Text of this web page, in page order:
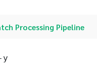
Processing Pipeline
y